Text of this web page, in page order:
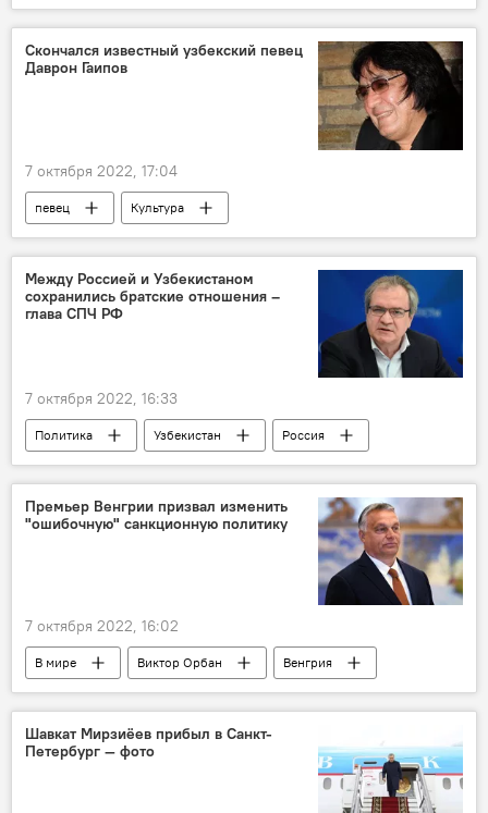
ассоциация Юбилей
Скончался известный узбекский певец
Даврон Гаипов
7 октября 2022, 17:04
певец Культура
Между Россией и Узбекистаном
сохранились братские отношения –
глава СПЧ РФ
7 октября 2022, 16:33
Политика Узбекистан Россия
Премьер Венгрии призвал изменить
"ошибочную" санкционную политику
7 октября 2022, 16:02
В мире Виктор Орбан
Венгрия
санкции
Шавкат Мирзиёев прибыл в Санкт-
Петербург — фото